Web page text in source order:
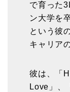
で育った
ン大学を
という彼
キャリア
彼は、「
Love」、